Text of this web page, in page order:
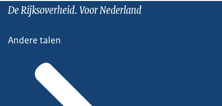
De Rijksoverheid. Voor Nederland
Andere talen